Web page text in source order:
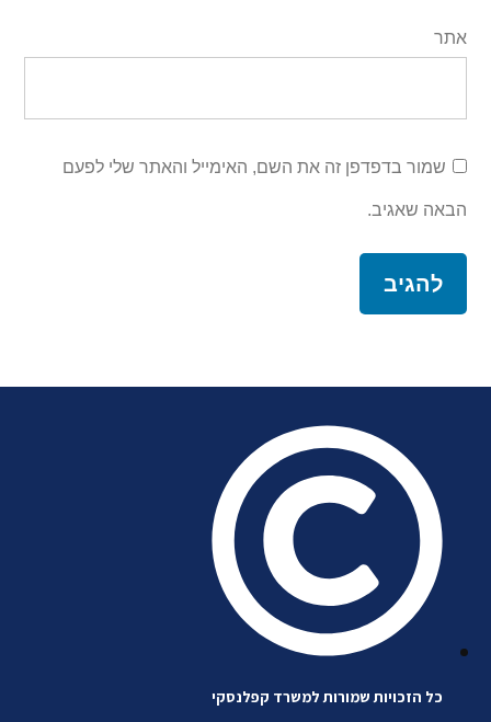
אתר
שמור בדפדפן זה את השם, האימייל והאתר שלי לפעם
הבאה שאגיב.
כל הזכויות שמורות למשרד קפלנסקי